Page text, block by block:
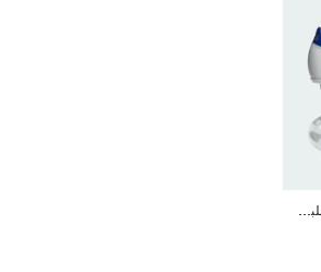
ح
ذاء كرة القدم للأرضيات الصلبة COPA MUNDIAL